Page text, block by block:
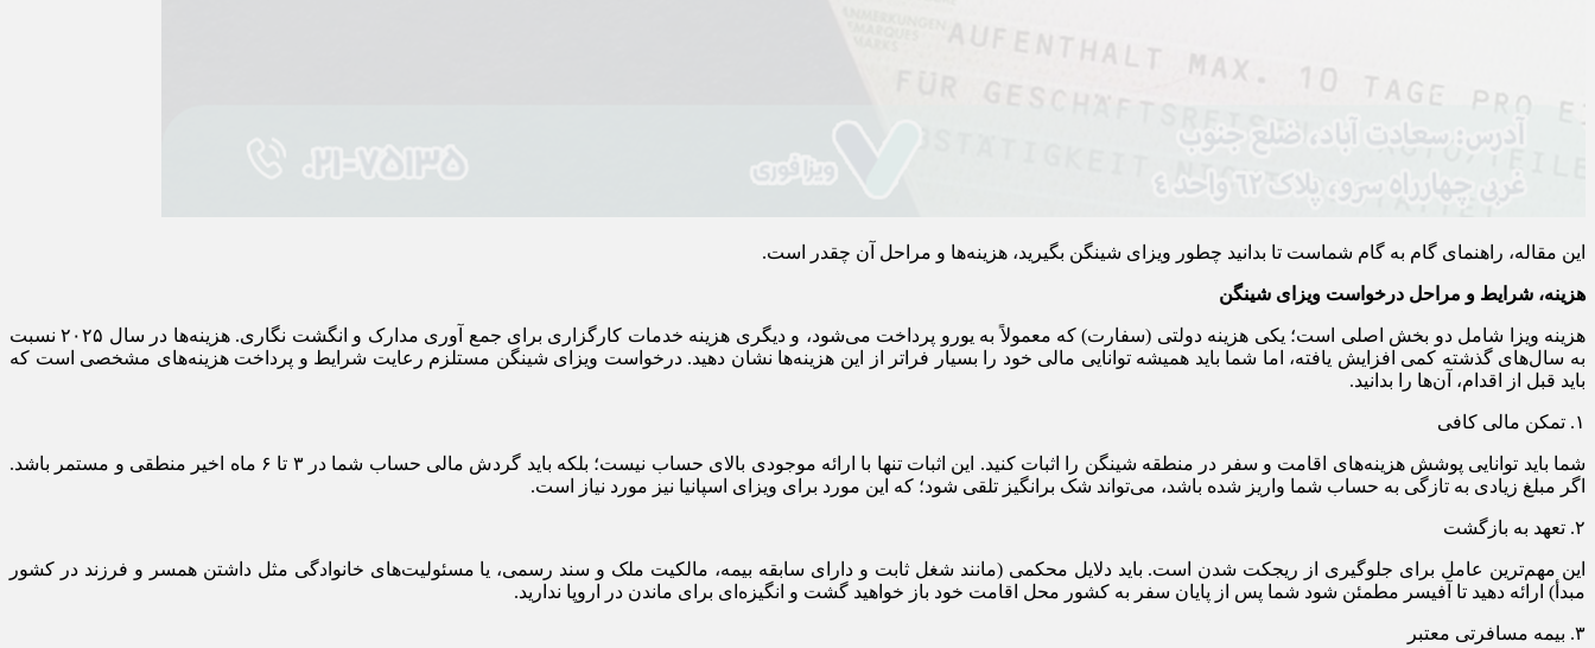
این مقاله، راهنمای گام به گام شماست تا بدانید چطور ویزای شینگن بگیرید، هزینه‌ها و مراحل آن چقدر است.
هزینه، شرایط و مراحل درخواست ویزای شینگن
هزینه ویزا شامل دو بخش اصلی است؛ یکی هزینه دولتی (سفارت) که معمولاً به یورو پرداخت می‌شود، و دیگری هزینه خدمات کارگزاری برای جمع آوری مدارک و انگشت نگاری. هزینه‌ها در سال ۲۰۲۵ نسبت
به سال‌های گذشته کمی افزایش یافته، اما شما باید همیشه توانایی مالی خود را بسیار فراتر از این هزینه‌ها نشان دهید. درخواست ویزای شینگن مستلزم رعایت شرایط و پرداخت هزینه‌های مشخصی است که
باید قبل از اقدام، آن‌ها را بدانید.
۱. تمکن مالی کافی
شما باید توانایی پوشش هزینه‌های اقامت و سفر در منطقه شینگن را اثبات کنید. این اثبات تنها با ارائه موجودی بالای حساب نیست؛ بلکه باید گردش مالی حساب شما در ۳ تا ۶ ماه اخیر منطقی و مستمر باشد.
اگر مبلغ زیادی به تازگی به حساب شما واریز شده باشد، می‌تواند شک برانگیز تلقی شود؛ که این مورد برای ویزای اسپانیا نیز مورد نیاز است.
۲. تعهد به بازگشت
این مهم‌ترین عامل برای جلوگیری از ریجکت شدن است. باید دلایل محکمی (مانند شغل ثابت و دارای سابقه بیمه، مالکیت ملک و سند رسمی، یا مسئولیت‌های خانوادگی مثل داشتن همسر و فرزند در کشور
مبدأ) ارائه دهید تا آفیسر مطمئن شود شما پس از پایان سفر به کشور محل اقامت خود باز خواهید گشت و انگیزه‌ای برای ماندن در اروپا ندارید.
۳. بیمه مسافرتی معتبر